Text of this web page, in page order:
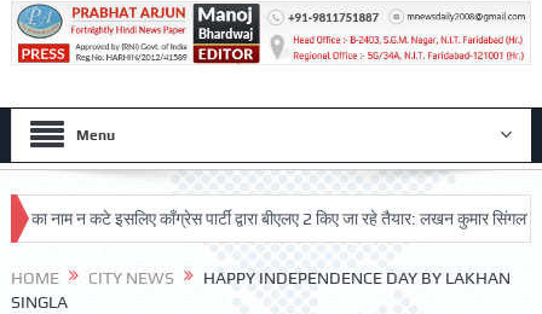
Menu
नाम न कटे इसलिए काँग्रेस पार्टी द्वारा बीएलए 2 किए जा रहे तैयार: लखन कुमार सिंगला
HOME CITY NEWS
HAPPY INDEPENDENCE DAY BY LAKHAN
SINGLA